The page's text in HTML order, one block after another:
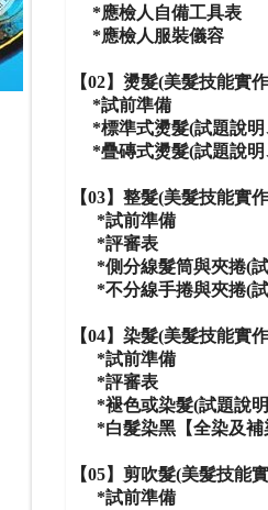
*應檢人自備工具表
*應檢人服裝儀容
【02】燙髮(美髮技能實
*試前準備
*標準式燙髮(試題說
*疊磚式燙髮(試題說
【03】整髮(美髮技能實
*試前準備
*評審表
*側分線髮筒與夾捲(
*不分線手捲與夾捲(
【04】染髮(美髮技能實
*試前準備
*評審表
*褪色或染髮(試題說
*白髮染黑【全染及補
【05】剪吹髮(美髮技能
*試前準備